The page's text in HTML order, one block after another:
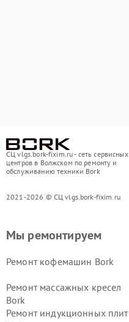
СЦ vlgs.bork-fixim.ru - сеть сервисных
центров в Волжском по ремонту и
обслуживанию техники Bork
2021-2026 © СЦ vlgs.bork-fixim.ru
Мы ремонтируем
Ремонт кофемашин Bork
Ремонт массажных кресел
Bork
Ремонт индукционных плит